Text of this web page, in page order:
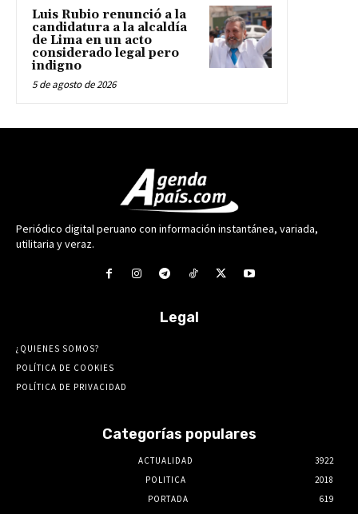
Luis Rubio renunció a la
candidatura a la alcaldía
de Lima en un acto
considerado legal pero
indigno
5 de agosto de 2026
Periódico digital peruano con información instantánea, variada,
utilitaria y veraz.
Legal
¿QUIENES SOMOS?
POLÍTICA DE COOKIES
POLÍTICA DE PRIVACIDAD
Categorías populares
ACTUALIDAD
3922
POLITICA
2018
PORTADA
619